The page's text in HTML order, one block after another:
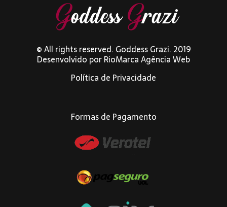
© All rights reserved. Goddess Grazi. 2019
Desenvolvido porRioMarca Agência Web
Política de Privacidade
Formas de Pagamento